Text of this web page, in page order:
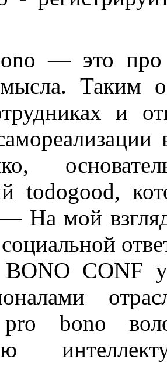
— это про
Таким
и
todogood,
На мой
CONF
bono